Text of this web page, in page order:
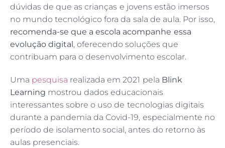
dúvidas de que as crianças e jovens estão imersos
no mundo tecnológico fora da sala de aula. Por isso,
recomenda-se que a escola acompanhe essa
evolução digital, oferecendo soluções que
contribuam para o desenvolvimento escolar.
Uma pesquisa realizada em 2021 pela Blink
Learning mostrou dados educacionais
interessantes sobre o uso de tecnologias digitais
durante a pandemia da Covid-19, especialmente no
período de isolamento social, antes do retorno às
aulas presenciais.